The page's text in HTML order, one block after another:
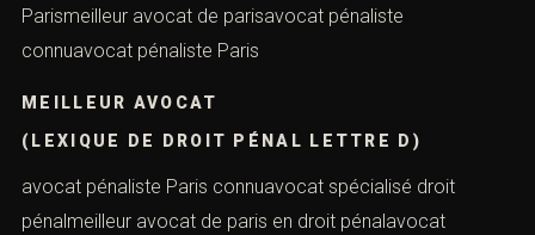
Parismeilleur avocat de parisavocat pénaliste
connuavocat pénaliste Paris
MEILLEUR AVOCAT
(LEXIQUE DE DROIT PÉNAL LETTRE D)
avocat pénaliste Paris connuavocat spécialisé droit
pénalmeilleur avocat de paris en droit pénalavocat